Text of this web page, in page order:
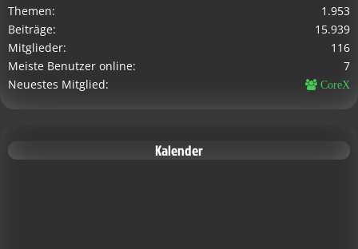
Themen
1.953
Beiträge
15.939
Mitglieder
116
Meiste Benutzer online
7
Neuestes Mitglied
CoreX
Kalender